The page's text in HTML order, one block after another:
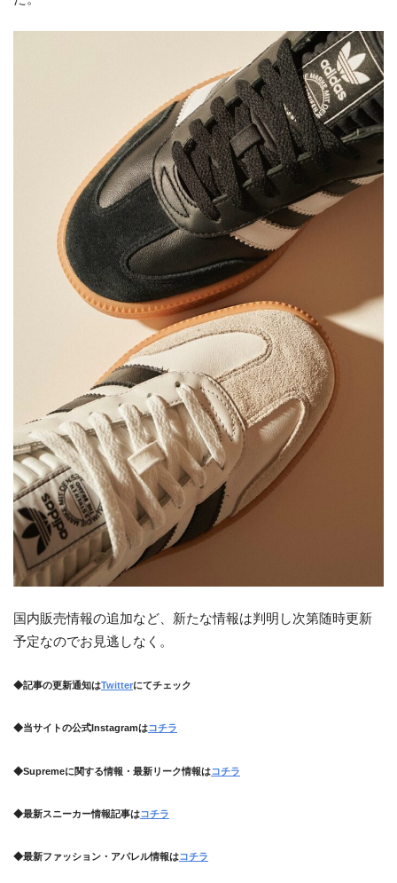
国内販売情報の追加など、新たな情報は判明し次第随時更新
予定なのでお見逃しなく。
◆記事の更新通知はTwitterにてチェック
◆当サイトの公式Instagramはコチラ
◆Supremeに関する情報・最新リーク情報はコチラ
◆最新スニーカー情報記事はコチラ
◆最新ファッション・アパレル情報はコチラ